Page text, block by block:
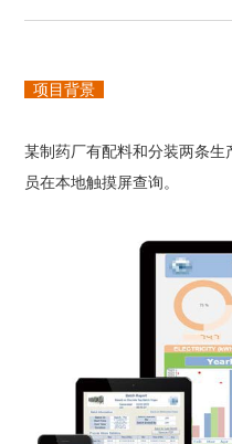
项目背景
某制药厂有配料和分装两条
员在本地触摸屏查询。